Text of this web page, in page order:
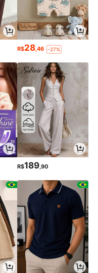
R$28,46 -27%
R$189,90